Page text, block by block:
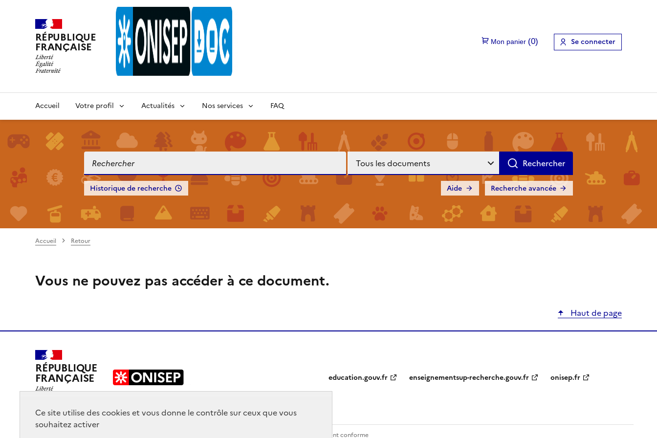
Ce site utilise des cookies et vous donne le contrôle sur ceux que vous
souhaitez activer
RÉPUBLIQUE
FRANÇAISE Se connecter
Accueil Votre profil Actualités Nos services FAQ
Historique de recherche Recherche avancée
Aide
Accueil Retour
Vous ne pouvez pas accéder à ce document.
Haut de page
RÉPUBLIQUE
FRANÇAISE education.gouv.fr enseignementsup-recherche.gouv.fr onisep.fr
Accessibilité : partiellement conforme